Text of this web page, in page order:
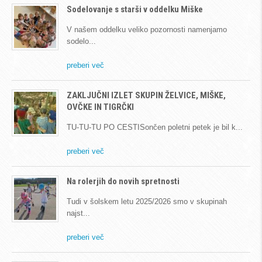
Sodelovanje s starši v oddelku Miške
V našem oddelku veliko pozornosti namenjamo
sodelo
preberi več
ZAKLJUČNI IZLET SKUPIN ŽELVICE, MIŠKE,
OVČKE IN TIGRČKI
TU-TU-TU PO CESTISončen poletni petek je bil k
preberi več
Na rolerjih do novih spretnosti
Tudi v šolskem letu 2025/2026 smo v skupinah
najst
preberi več